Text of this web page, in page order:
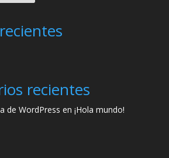
recientes
de WordPress en ¡Hola mundo!